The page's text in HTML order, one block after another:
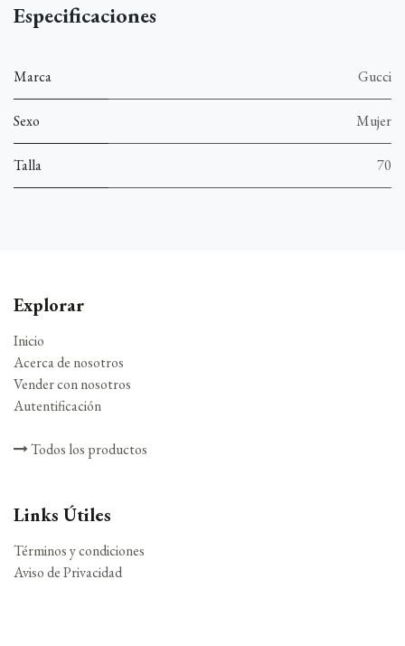
Especificaciones
Marca Gucci
Sexo Mujer
Talla 70
Explorar
Inicio
Acerca de nosotros
Vender con nosotros
Autentificación
Todos los productos
Links Útiles
Términos y condiciones
Aviso de Privacidad